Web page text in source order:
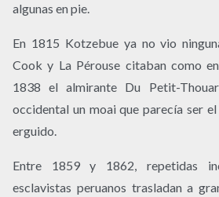
algunas en pie.
En 1815 Kotzebue ya no vio
Cook y La Pérouse citaban como
1838 el almirante Du Petit-
occidental un moai que parecía ser
erguido.
Entre 1859 y 1862, repetidas
esclavistas peruanos trasladan a